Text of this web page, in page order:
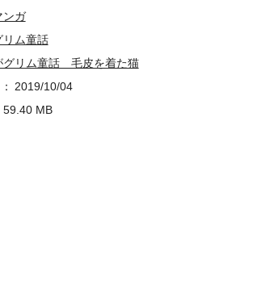
ンガ
リム童話
グリム童話 毛皮を着た猫
2019/10/04
59.40 MB